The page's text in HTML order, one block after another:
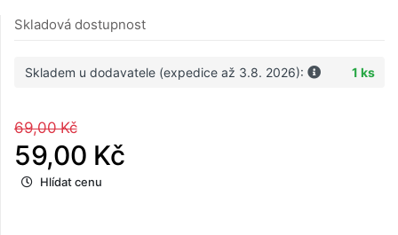
Skladová dostupnost
Skladem u dodavatele (expedice až 3.8. 2026): 1 ks
69,00 Kč
59,00 Kč
Hlídat cenu